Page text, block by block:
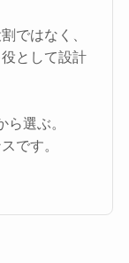
ではなく、
として設計
選ぶ。
です。